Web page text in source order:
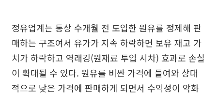
정유업계는 통상 수개월 전 도입한 원유를 정제해 판
매하는 구조여서 유가가 지속 하락하면 보유 재고 가
치가 하락하고 역래깅(원재료 투입 시차) 효과로 손실
이 확대될 수 있다. 원유를 비싼 가격에 들여와 상대
적으로 낮은 가격에 판매하게 되면서 수익성이 악화